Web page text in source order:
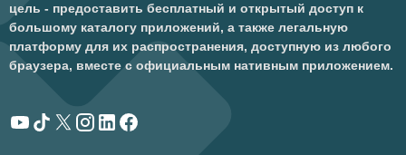
цель - предоставить бесплатный и открытый доступ к
большому каталогу приложений, а также легальную
платформу для их распространения, доступную из любого
браузера, вместе с официальным нативным приложением.